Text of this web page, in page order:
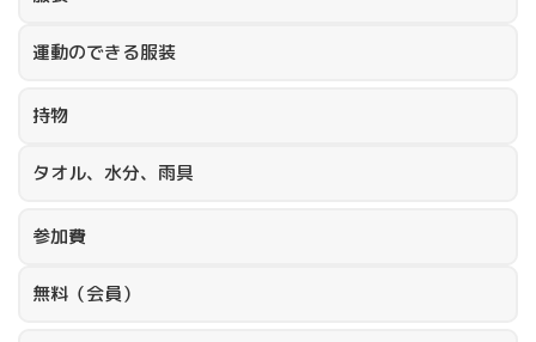
運動のできる服装
持物
タオル、水分、雨具
参加費
無料（会員）